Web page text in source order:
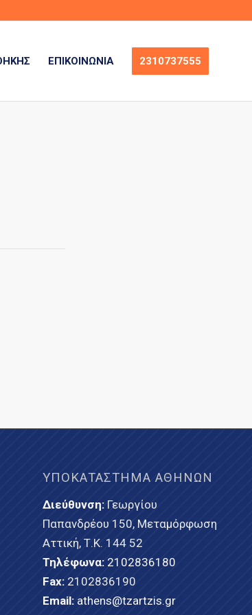
ΕΠΙΚΟΙΝΩΝΊΑ 2310737555
ΥΠΟΚΑΤΆΣΤΗΜΑ ΑΘΗΝΏΝ
Διεύθυνση:Γεωργίου
Παπανδρέου 150, Μεταμόρφωση
Αττική, Τ.Κ. 144 52
Τηλέφωνα: 2102836180
Fax:2102836190
Email: athens@tzartzis.gr